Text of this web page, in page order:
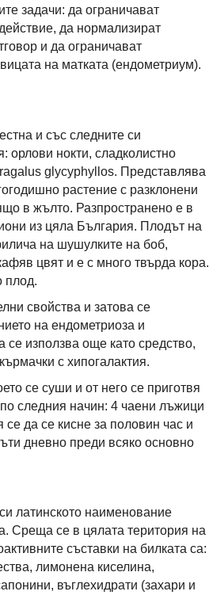
задачи: да ограничават
да нормализират
и да ограничават
на матката (ендометриум).
и със следните си
орлови нокти, сладколистно
glycyphyllos. Представлява
растение с разклонени
в жълто. Разпространено е в
из цяла България. Плодът на
на шушулките на боб,
цвят и е с много твърда кора.
плод.
свойства и затова се
на ендометриоза и
използва още като средство,
с хипогалактия.
се суши и от него се приготвя
следния начин: 4 чаени лъжици
да се кисне за половин час и
дневно преди всяко основно
латинското наименование
Среща се в цялата територия на
съставки на билката са:
лимонена киселина,
въглехидрати (захари и